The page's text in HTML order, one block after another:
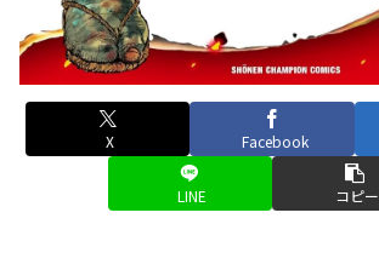
X Facebook
LINE コピー